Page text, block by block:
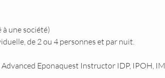
une société)
de 2 ou 4 personnes et par nuit.
Eponaquest Instructor IDP, IPOH,